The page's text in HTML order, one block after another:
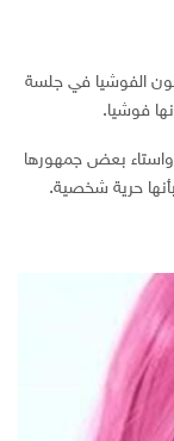
الفوشيا في جلسة
فوشيا.
بعض جمهورها
حرية شخصية.